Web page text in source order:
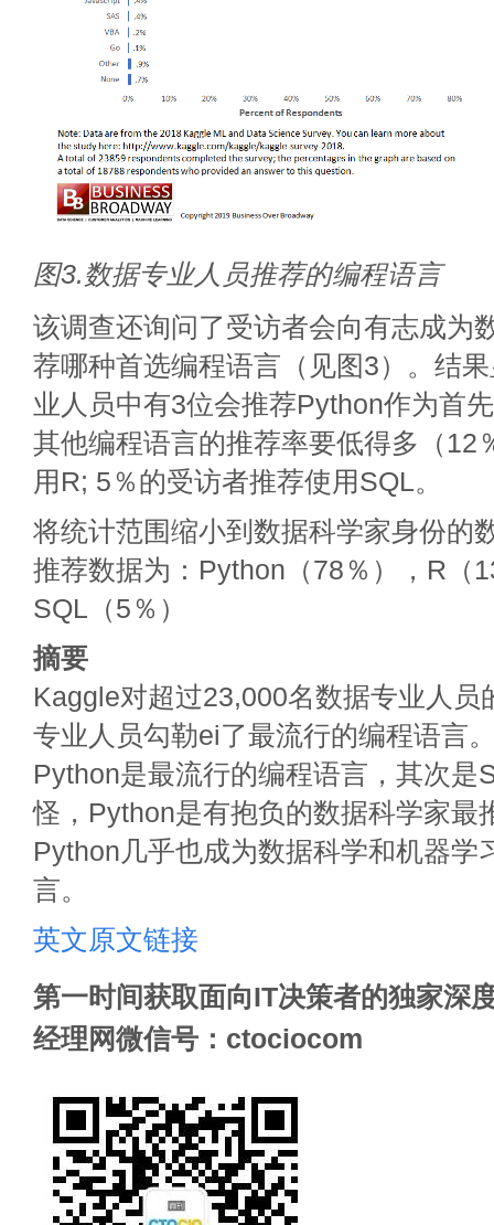
图3.数据专业人员推荐的编程语言
该调查还询问了受访者会向有志成为
荐哪种首选编程语言（见图3）。结
业人员中有3位会推荐Python作为首
其他编程语言的推荐率要低得多（12
用R; 5％的受访者推荐使用SQL。
将统计范围缩小到数据科学家身份的
推荐数据为：Python（78％），R（
SQL（5％）
摘要
Kaggle对超过23,000名数据专业人员
专业人员勾勒ei了最流行的编程语言
Python是最流行的编程语言，其次是
怪，Python是有抱负的数据科学家最
Python几乎也成为数据科学和机器学
言。
英文原文链接
第一时间获取面向IT决策者的独家深
经理网微信号：ctociocom